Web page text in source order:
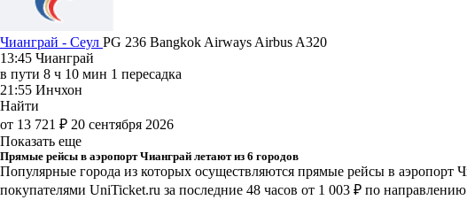
Чианграй - Сеул PG 236 Bangkok Airways Airbus A320
13:45 Чианграй
в пути 8 ч 10 мин 1 пересадка
21:55 Инчхон
Найти
от 13 721 ₽ 20 сентября 2026
Показать еще
Прямые рейсы в аэропорт Чианграй летают из 6 городов
Популярные города из которых осуществляются прямые рейсы в аэропорт
покупателями UniTicket.ru за последние 48 часов от 1 003 ₽ по